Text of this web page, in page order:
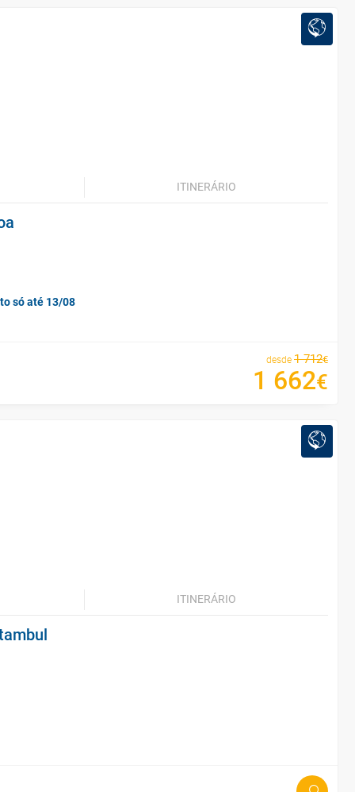
ITINERÁRIO
só até 13/08
desde 1 712€
1 662€
ITINERÁRIO